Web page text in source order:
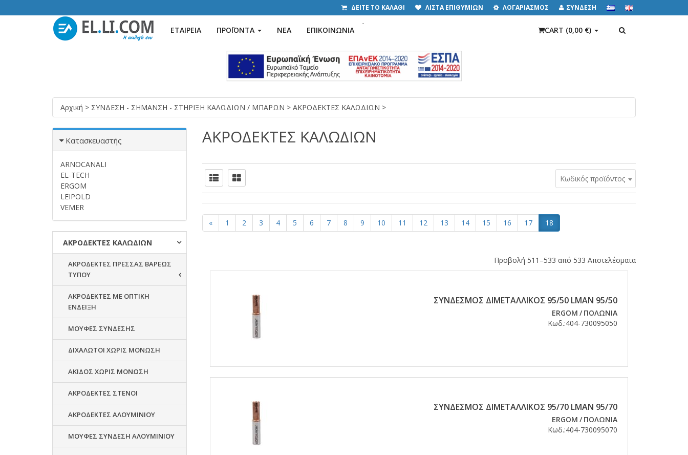
ΔΕΙΤΕ ΤΟ ΚΑΛΑΘΙ ΛΙΣΤΑ ΕΠΙΘΥΜΙΩΝ ΛΟΓΑΡΙΑΣΜΟΣ ΣΥΝΔΕΣΗ
ΕΤΑΙΡΕΙΑ ΠΡΟΪΟΝΤΑ ΝΕΑ ΕΠΙΚΟΙΝΩΝΙΑ
-
CART (0,00 €)
Αρχική > ΣΥΝΔΕΣΗ - ΣΗΜΑΝΣΗ - ΣΤΗΡΙΞΗ ΚΑΛΩΔΙΩΝ / ΜΠΑΡΩΝ > ΑΚΡΟΔΕΚΤΕΣ ΚΑΛΩΔΙΩΝ >
Κατασκευαστής
ARNOCANALI
EL-TECH
ERGOM
LEIPOLD
VEMER
ΑΚΡΟΔΕΚΤΕΣ ΚΑΛΩΔΙΩΝ
ΑΚΡΟΔΕΚΤΕΣ ΠΡΕΣΣΑΣ ΒΑΡΕΩΣ
ΤΥΠΟΥ
ΑΚΡΟΔΕΚΤΕΣ ΜΕ ΟΠΤΙΚΗ
ΕΝΔΕΙΞΗ
ΜΟΥΦΕΣ ΣΥΝΔΕΣΗΣ
ΔΙΧΑΛΩΤΟΙ ΧΩΡΙΣ ΜΟΝΩΣΗ
ΑΚΙΔΟΣ ΧΩΡΙΣ ΜΟΝΩΣΗ
ΑΚΡΟΔΕΚΤΕΣ ΣΤΕΝΟΙ
ΑΚΡΟΔΕΚΤΕΣ ΑΛΟΥΜΙΝΙΟΥ
ΜΟΥΦΕΣ ΣΥΝΔΕΣΗ ΑΛΟΥΜΙΝΙΟΥ
ΑΚΡΟΔΕΚΤΕΣ ΚΑΛΩΔΙΩΝ
Κωδικός προϊόντος
« 1 2 3 4 5 6 7 8 9 10 11 12 13 14 15 16 17 18
Προβολή 511–533 από 533 Αποτελέσματα
ΣΥΝΔΕΣΜΟΣ ΔΙΜΕΤΑΛΛΙΚΟΣ 95/50 LMAN 95/50
ERGOM / ΠΟΛΩΝΙΑ
Κωδ.:404-730095050
ΣΥΝΔΕΣΜΟΣ ΔΙΜΕΤΑΛΛΙΚΟΣ 95/70 LMAN 95/70
ERGOM / ΠΟΛΩΝΙΑ
Κωδ.:404-730095070